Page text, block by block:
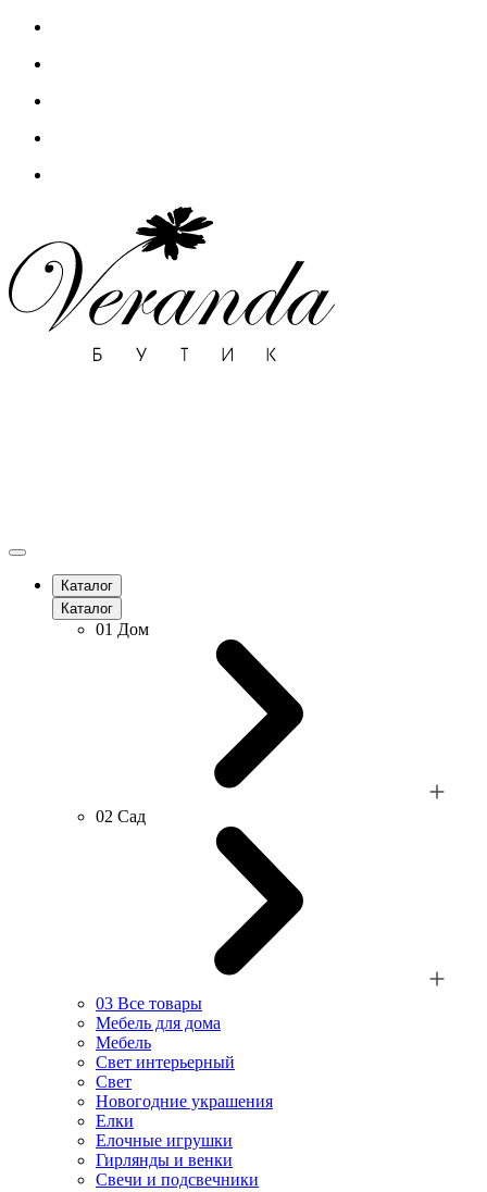
Каталог
Каталог
01 Дом
02 Сад
03 Все товары
Мебель для дома
Мебель
Свет интерьерный
Свет
Новогодние украшения
Елки
Елочные игрушки
Гирлянды и венки
Свечи и подсвечники